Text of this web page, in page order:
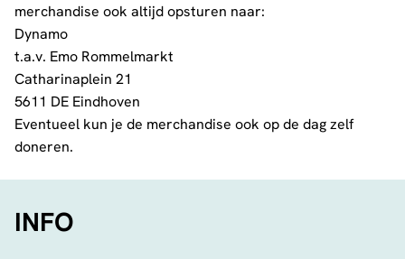
merchandise ook altijd opsturen naar:
Dynamo
t.a.v. Emo Rommelmarkt
Catharinaplein 21
5611 DE Eindhoven
Eventueel kun je de merchandise ook op de dag zelf
doneren.
INFO